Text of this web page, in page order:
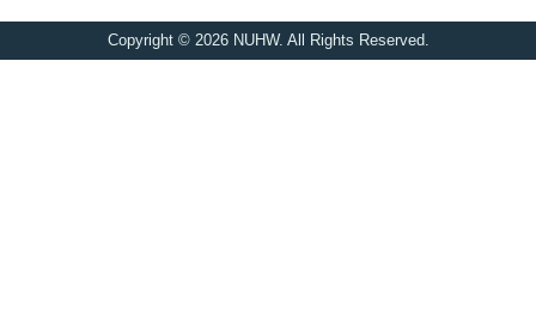
Copyright © 2026 NUHW. All Rights Reserved.